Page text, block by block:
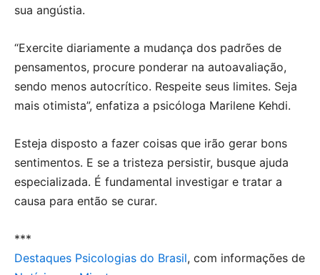
sua angústia.
“Exercite diariamente a mudança dos padrões de
pensamentos, procure ponderar na autoavaliação,
sendo menos autocrítico. Respeite seus limites. Seja
mais otimista”, enfatiza a psicóloga Marilene Kehdi.
Esteja disposto a fazer coisas que irão gerar bons
sentimentos. E se a tristeza persistir, busque ajuda
especializada. É fundamental investigar e tratar a
causa para então se curar.
***
Destaques Psicologias do Brasil, com informações de